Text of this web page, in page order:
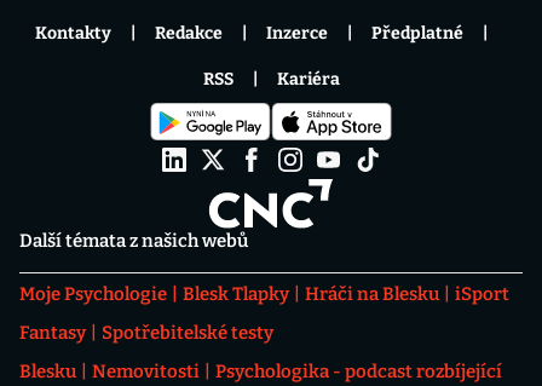
Další témata z našich webů
Moje Psychologie Blesk Tlapky Hráči na Blesku
iSport
Fantasy
Spotřebitelské testy
Blesku
Nemovitosti
Psychologika - podcast rozbíjející
Kontakty Redakce Inzerce Předplatné
RSS Kariéra